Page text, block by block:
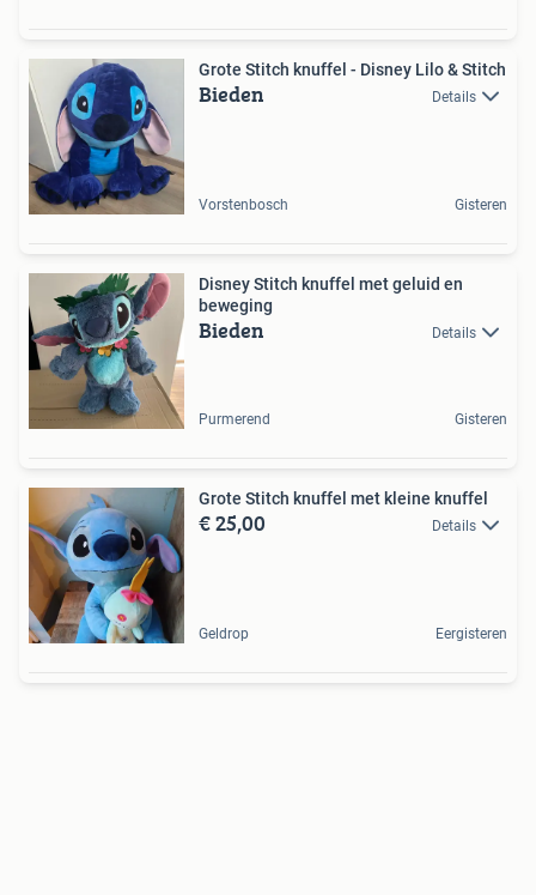
Grote Stitch knuffel - Disney Lilo & Stitch
Bieden Details
Vorstenbosch Gisteren
Disney Stitch knuffel met geluid en
beweging
Bieden Details
Purmerend Gisteren
Grote Stitch knuffel met kleine knuffel
€ 25,00 Details
Geldrop Eergisteren